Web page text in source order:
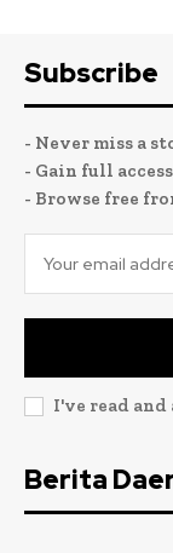
Subscribe
- Never miss a
- Gain full
- Browse free
I've read and
Berita